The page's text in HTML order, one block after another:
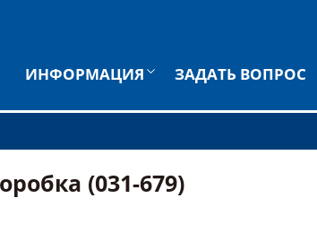
ИНФОРМАЦИЯ ЗАДАТЬ ВОПРОС
(031-679)